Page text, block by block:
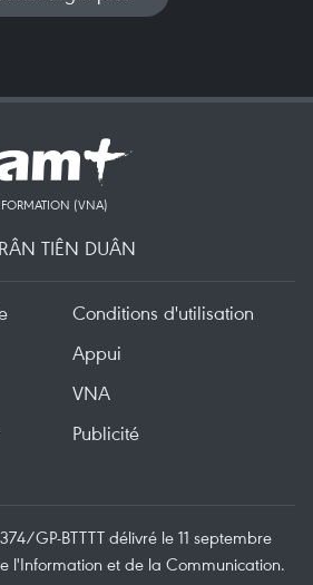
(VNA)
TIÊN DUÂN
Conditions d'utilisation
Appui
VNA
Publicité
GP-BTTTT délivré le 11 septembre
l'Information et de la Communication.